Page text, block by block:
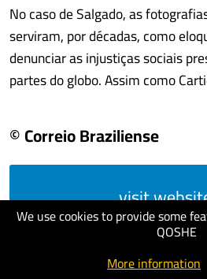
We use cookies to provide some
QOSHE
More information
No caso de Salgado, as
serviram, por décadas, como
denunciar as injustiças sociais
partes do globo. Assim como
© Correio Braziliense
visit